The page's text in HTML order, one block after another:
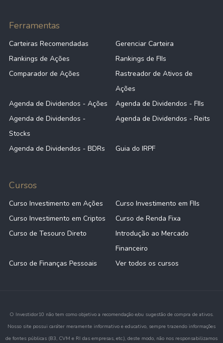
Ferramentas
Carteiras Recomendadas
Gerenciar Carteira
Rankings de Ações
Rankings de FIIs
Comparador de Ações
Rastreador de Ativos de
Ações
Agenda de Dividendos - Ações
Agenda de Dividendos - FIIs
Agenda de Dividendos -
Stocks
Agenda de Dividendos - Reits
Agenda de Dividendos - BDRs Guia do IRPF
Cursos
Curso Investimento em Ações
Curso Investimento em FIIs
Curso Investimento em Criptos
Curso de Renda Fixa
Curso de Tesouro Direto
Introdução ao Mercado
Financeiro
Curso de Finanças Pessoais
Ver todos os cursos
O Investidor10 não tem como objetivo a recomendação e/ou sugestão de compra de ativos.
Nosso site possui caráter meramente informativo e educativo, sempre trazendo informações
de fontes públicas (B3, CVM e RI das empresas, etc.), deste modo, não nos responsabilizamos